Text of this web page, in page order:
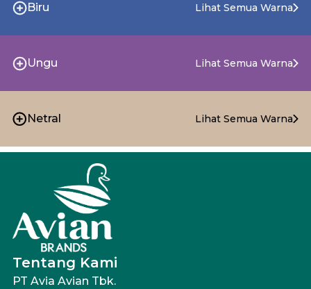
Biru Lihat Semua Warna
Ungu Lihat Semua Warna
Netral Lihat Semua Warna
Tentang Kami
PT Avia Avian Tbk.